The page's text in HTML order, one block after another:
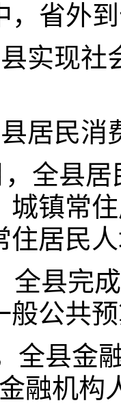
，省外
实现社
居民消
全县居
城镇常
住居民
全县完
般公共
全县金
融机构